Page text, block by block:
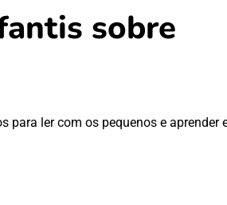
sobre
para ler com os pequenos e aprender